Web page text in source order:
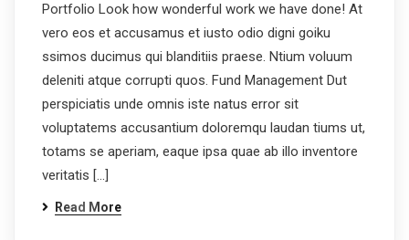
Portfolio Look how wonderful work we have done! At
vero eos et accusamus et iusto odio digni goiku
ssimos ducimus qui blanditiis praese. Ntium voluum
deleniti atque corrupti quos. Fund Management Dut
perspiciatis unde omnis iste natus error sit
voluptatems accusantium doloremqu laudan tiums ut,
totams se aperiam, eaque ipsa quae ab illo inventore
veritatis […]
Read More